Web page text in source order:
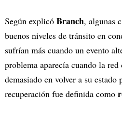
Según explicó Branch, algunas
buenos niveles de tránsito en
sufrían más cuando un evento
problema aparecía cuando la red
demasiado en volver a su estado
recuperación fue definida como